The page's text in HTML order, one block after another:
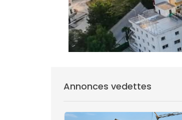
Annonces vedettes